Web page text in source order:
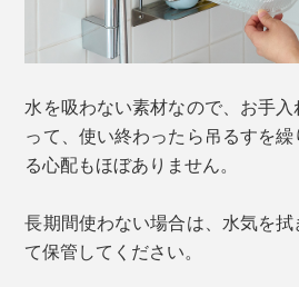
水を吸わない素材なので、お手
って、使い終わったら吊るすを
る心配もほぼありません。
長期間使わない場合は、水気を
て保管してください。